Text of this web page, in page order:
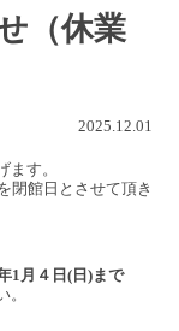
（休業
2025.12.01
す。
閉館日とさせて頂き
1月４日(日)まで